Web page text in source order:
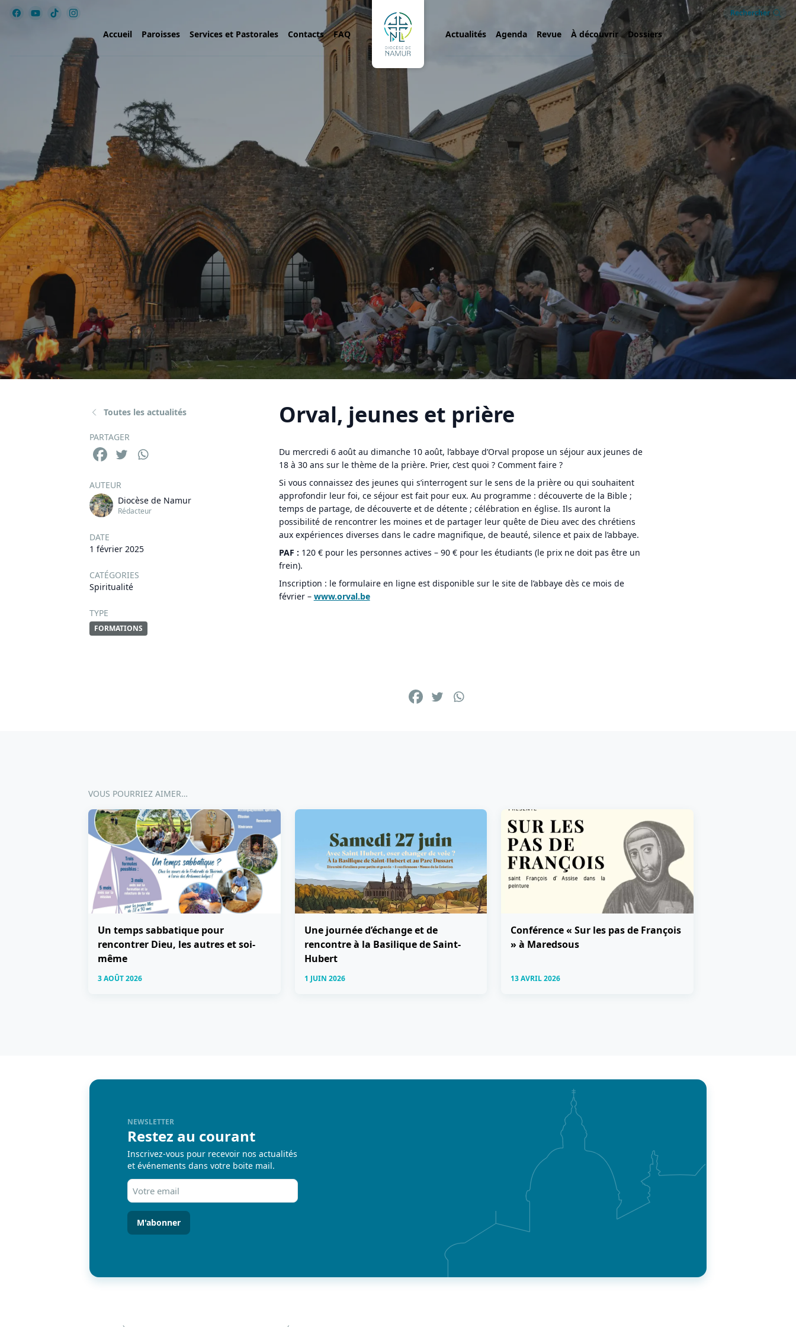
Rechercher
Accueil Paroisses Services et Pastorales Contacts FAQ Actualités Agenda Revue À découvrir Dossiers
Toutes les actualités
PARTAGER
AUTEUR
Diocèse de Namur
Rédacteur
DATE
1 février 2025
CATÉGORIES
Spiritualité
TYPE
FORMATIONS
Orval, jeunes et prière
Du mercredi 6 août au dimanche 10 août, l’abbaye d’Orval propose un séjour aux jeunes de
18 à 30 ans sur le thème de la prière. Prier, c’est quoi ? Comment faire ?
Si vous connaissez des jeunes qui s’interrogent sur le sens de la prière ou qui souhaitent
approfondir leur foi, ce séjour est fait pour eux. Au programme : découverte de la Bible ;
temps de partage, de découverte et de détente ; célébration en église. Ils auront la
possibilité de rencontrer les moines et de partager leur quête de Dieu avec des chrétiens
aux expériences diverses dans le cadre magnifique, de beauté, silence et paix de l’abbaye.
PAF : 120 € pour les personnes actives – 90 € pour les étudiants (le prix ne doit pas être un
frein).
Inscription : le formulaire en ligne est disponible sur le site de l’abbaye dès ce mois de
février – www.orval.be
VOUS POURRIEZ AIMER…
Un temps sabbatique pour
rencontrer Dieu, les autres et soi-
même
3 AOÛT 2026
Une journée d’échange et de
rencontre à la Basilique de Saint-
Hubert
1 JUIN 2026
Conférence « Sur les pas de François
» à Maredsous
13 AVRIL 2026
NEWSLETTER
Restez au courant
Inscrivez-vous pour recevoir nos actualités
et événements dans votre boite mail.
Votre
email
(Nécessaire)